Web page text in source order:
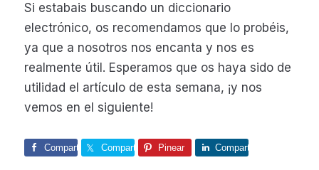
Si estabais buscando un diccionario
electrónico, os recomendamos que lo probéis,
ya que a nosotros nos encanta y nos es
realmente útil. Esperamos que os haya sido de
utilidad el artículo de esta semana, ¡y nos
vemos en el siguiente!
Comparte Comparte Pinear Comparte